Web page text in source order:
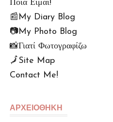
Ποια Είμαι!
📰My Diary Blog
📷My Photo Blog
📸Γιατί Φωτογραφίζω
🗾Site Map
Contact Me!
Πολu. Απορρήτου (GDPR)
ΑΡΧΕΙΟΘΗΚΗ